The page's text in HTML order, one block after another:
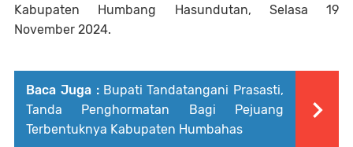
Kabupaten Humbang Hasundutan, Selasa 19
November 2024.
Baca Juga : Bupati Tandatangani Prasasti,
Tanda Penghormatan Bagi Pejuang
Terbentuknya Kabupaten Humbahas